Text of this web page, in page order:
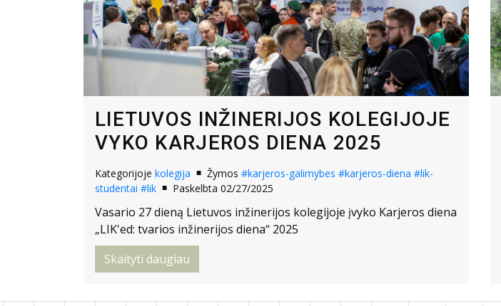
LIETUVOS INŽINERIJOS KOLEGIJOJE
VYKO KARJEROS DIENA 2025
Kategorijoje kolegija Žymos #karjeros-galimybes #karjeros-diena #lik-
studentai #lik Paskelbta 02/27/2025
Vasario 27 dieną Lietuvos inžinerijos kolegijoje įvyko Karjeros diena
„LIK'ed: tvarios inžinerijos diena“ 2025
Skaityti daugiau